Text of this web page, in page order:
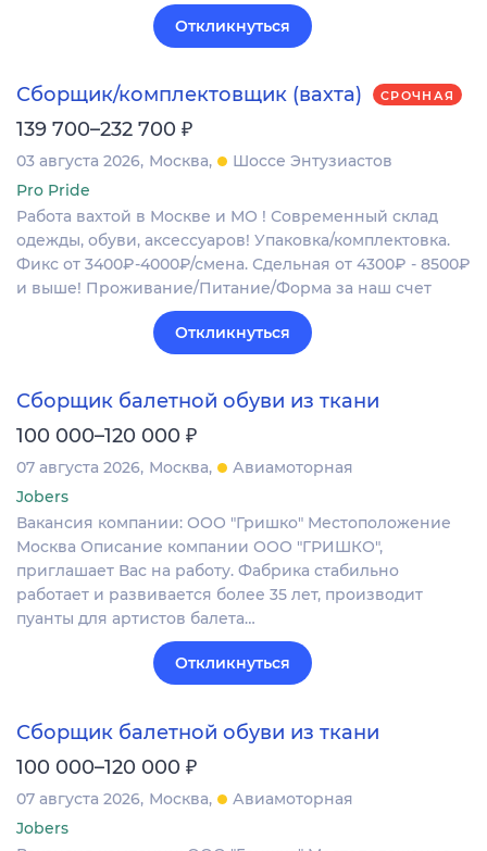
Откликнуться
Сборщик/комплектовщик (вахта) СРОЧНАЯ
139 700–232 700 ₽
03 августа 2026 Москва
Шоссе Энтузиастов
Pro Pride
Работа вахтой в Москве и МО ! Современный склад
одежды, обуви, аксессуаров! Упаковка/комплектовка.
Фикс от 3400₽-4000₽/смена. Сдельная от 4300₽ - 8500₽
и выше! Проживание/Питание/Форма за наш счет
Откликнуться
Сборщик балетной обуви из ткани
100 000–120 000 ₽
07 августа 2026 Москва
Авиамоторная
Jobers
Вакансия компании: ООО "Гришко" Местоположение
Москва Описание компании ООО "ГРИШКО",
приглашает Вас на работу. Фабрика стабильно
работает и развивается более 35 лет, производит
пуанты для артистов балета…
Откликнуться
Сборщик балетной обуви из ткани
100 000–120 000 ₽
07 августа 2026 Москва
Авиамоторная
Jobers